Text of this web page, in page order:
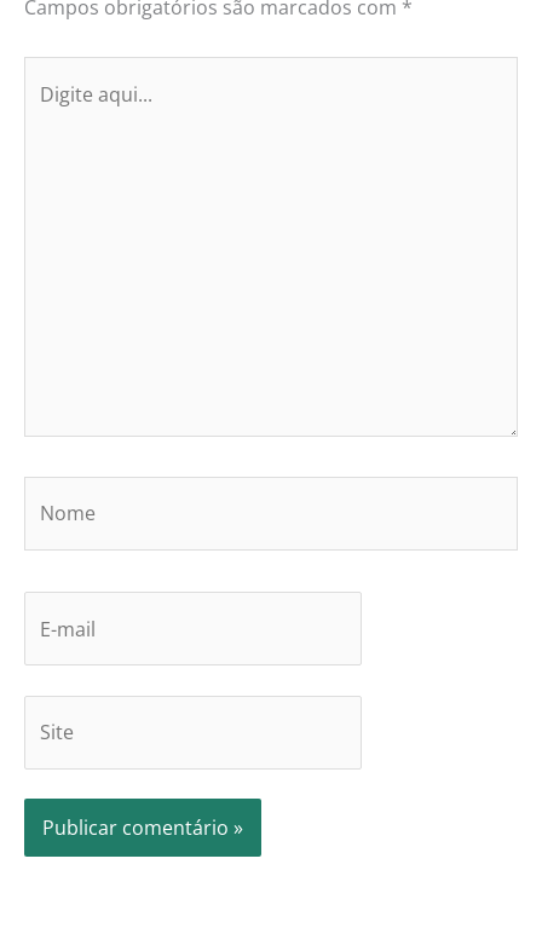
Campos obrigatórios são marcados com *